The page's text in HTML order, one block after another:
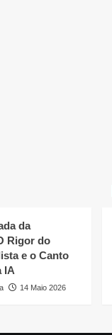
da
Rigor do
e o Canto
IA
14 Maio 2026